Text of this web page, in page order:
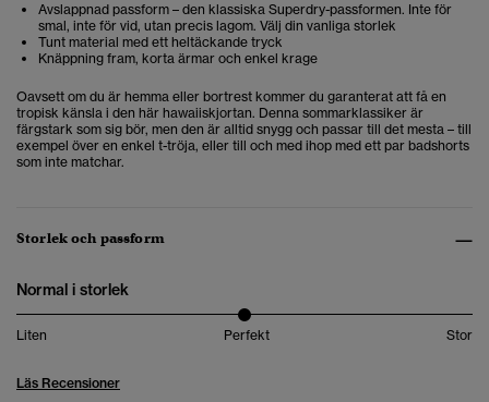
Avslappnad passform – den klassiska Superdry-passformen. Inte för
smal, inte för vid, utan precis lagom. Välj din vanliga storlek
Tunt material med ett heltäckande tryck
Knäppning fram, korta ärmar och enkel krage
Oavsett om du är hemma eller bortrest kommer du garanterat att få en
tropisk känsla i den här hawaiiskjortan. Denna sommarklassiker är
färgstark som sig bör, men den är alltid snygg och passar till det mesta – till
exempel över en enkel t-tröja, eller till och med ihop med ett par badshorts
som inte matchar.
Storlek och passform
Normal i storlek
Liten Perfekt Stor
Läs Recensioner